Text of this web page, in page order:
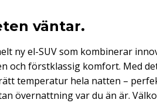
väntar.
ny el-SUV som kombinerar
och förstklassig komfort. Med
temperatur hela natten –
övernattning var du än är.